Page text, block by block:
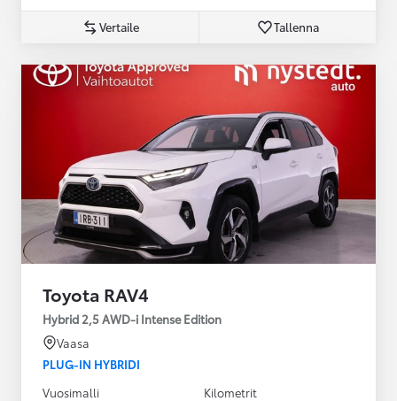
Vertaile Tallenna
Toyota RAV4
Hybrid 2,5 AWD-i Intense Edition
Vaasa
PLUG-IN HYBRIDI
Vuosimalli
Kilometrit